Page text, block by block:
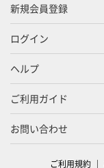
新規会員登録
ログイン
ヘルプ
ご利用ガイド
お問い合わせ
ご利用規約